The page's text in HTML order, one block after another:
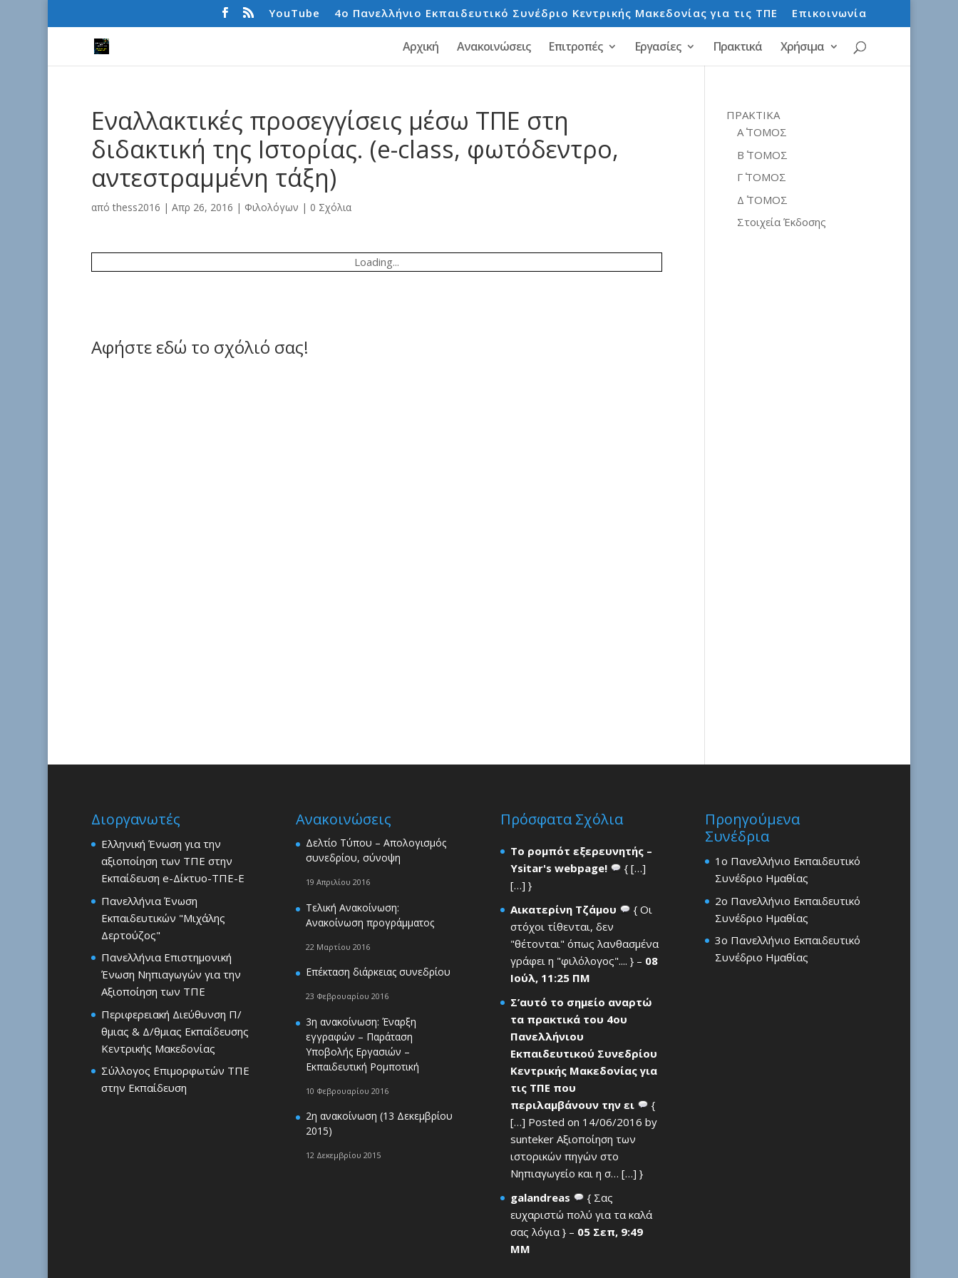
YouTube 4o Πανελλήνιο Εκπαιδευτικό Συνέδριο Κεντρικής Μακεδονίας για τις ΤΠΕ Επικοινωνία
Αρχική Ανακοινώσεις Επιτροπές Εργασίες Πρακτικά Χρήσιμα
Εναλλακτικές προσεγγίσεις μέσω ΤΠΕ στη
διδακτική της Ιστορίας. (e-class, φωτόδεντρο,
αντεστραμμένη τάξη)
απόthess2016 | Απρ 26, 2016 | Φιλολόγων | 0 Σχόλια
Loading...
Αφήστε εδώ το σχόλιό σας!
ΠΡΑΚΤΙΚΑ
Α΄ ΤΟΜΟΣ
Β΄ ΤΟΜΟΣ
Γ΄ ΤΟΜΟΣ
Δ΄ ΤΟΜΟΣ
Στοιχεία Έκδοσης
Διοργανωτές
Ελληνική Ένωση για την
αξιοποίηση των ΤΠΕ στην
Εκπαίδευση e-Δίκτυο-ΤΠΕ-Ε
Πανελλήνια Ένωση
Εκπαιδευτικών "Μιχάλης
Δερτούζος"
Πανελλήνια Επιστημονική
Ένωση Νηπιαγωγών για την
Αξιοποίηση των ΤΠΕ
Περιφερειακή Διεύθυνση Π/
θμιας & Δ/θμιας Εκπαίδευσης
Κεντρικής Μακεδονίας
Σύλλογος Επιμορφωτών ΤΠΕ
στην Εκπαίδευση
Ανακοινώσεις
Δελτίο Τύπου – Απολογισμός
συνεδρίου, σύνοψη
19 Απριλίου 2016
Τελική Ανακοίνωση:
Ανακοίνωση προγράμματος
22 Μαρτίου 2016
Επέκταση διάρκειας συνεδρίου
23 Φεβρουαρίου 2016
3η ανακοίνωση: Έναρξη
εγγραφών – Παράταση
Υποβολής Εργασιών –
Εκπαιδευτική Ρομποτική
10 Φεβρουαρίου 2016
2η ανακοίνωση (13 Δεκεμβρίου
2015)
12 Δεκεμβρίου 2015
Πρόσφατα Σχόλια
Το ρομπότ εξερευνητής –
Ysitar's webpage!
{ […]
[…] }
Αικατερίνη Τζάμου
{ Οι
στόχοι τίθενται, δεν
"θέτονται" όπως λανθασμένα
γράφει η "φιλόλογος".... } – 08
Ιούλ, 11:25 ΠΜ
Σ’αυτό το σημείο αναρτώ
τα πρακτικά του 4ου
Πανελλήνιου
Εκπαιδευτικού Συνεδρίου
Κεντρικής Μακεδονίας για
τις ΤΠΕ που
περιλαμβάνουν την ει
{
[…] Posted on 14/06/2016 by
sunteker Αξιοποίηση των
ιστορικών πηγών στο
Νηπιαγωγείο και η σ… […] }
galandreas
{ Σας
ευχαριστώ πολύ για τα καλά
σας λόγια } – 05 Σεπ, 9:49
ΜΜ
Προηγούμενα
Συνέδρια
1ο Πανελλήνιο Εκπαιδευτικό
Συνέδριο Ημαθίας
2ο Πανελλήνιο Εκπαιδευτικό
Συνέδριο Ημαθίας
3ο Πανελλήνιο Εκπαιδευτικό
Συνέδριο Ημαθίας